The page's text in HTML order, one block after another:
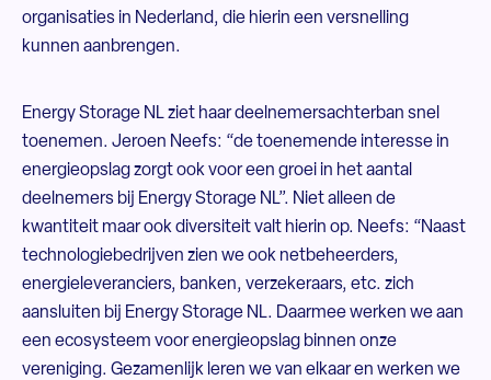
organisaties in Nederland, die hierin een versnelling
kunnen aanbrengen.
Energy Storage NL ziet haar deelnemersachterban snel
toenemen. Jeroen Neefs: “de toenemende interesse in
energieopslag zorgt ook voor een groei in het aantal
deelnemers bij Energy Storage NL”. Niet alleen de
kwantiteit maar ook diversiteit valt hierin op. Neefs: “Naast
technologiebedrijven zien we ook netbeheerders,
energieleveranciers, banken, verzekeraars, etc. zich
aansluiten bij Energy Storage NL. Daarmee werken we aan
een ecosysteem voor energieopslag binnen onze
vereniging. Gezamenlijk leren we van elkaar en werken we